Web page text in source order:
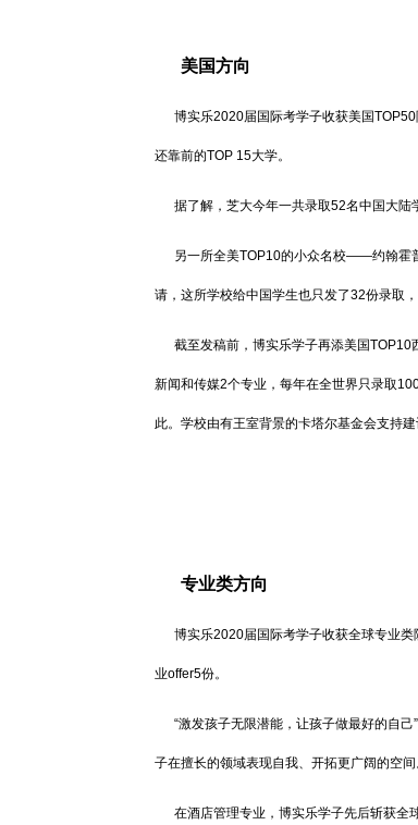
美国方向
博实乐2020届国际考学子收获美国TOP50
还靠前的TOP 15大学。
据了解，芝大今年一共录取52名中国大陆
另一所全美TOP10的小众名校——约翰霍普
请，这所学校给中国学生也只发了32份录取，
截至发稿前，博实乐学子再添美国TOP10
新闻和传媒2个专业，每年在全世界只录取
此。学校由有王室背景的卡塔尔基金会支持
专业类方向
博实乐2020届国际考学子收获全球专业类
业offer5份。
“激发孩子无限潜能，让孩子做最好的自己
子在擅长的领域表现自我、开拓更广阔的空
在酒店管理专业，博实乐学子先后斩获全